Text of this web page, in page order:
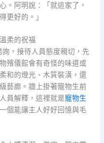
。阿明說：「就這家了，
更好的。」
柔的祝福
，接待人員態度親切，先
殯儀館會有奇怪的味道或
和的燈光、木質裝潢，還
藝廊。牆上掛著寵物生前
員解釋，這裡就是寵物生
個能讓主人好好回憶與毛